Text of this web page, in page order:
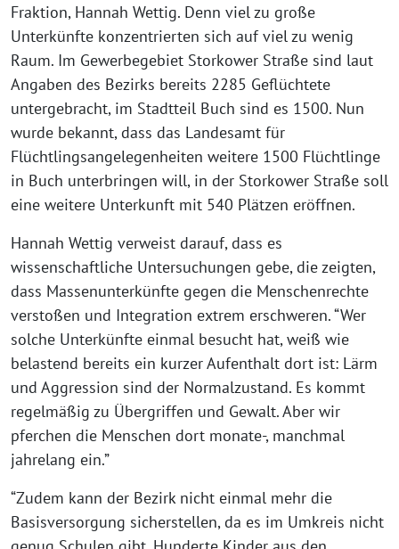
Fraktion, Hannah Wettig. Denn viel zu große
Unterkünfte konzentrierten sich auf viel zu wenig
Raum. Im Gewerbegebiet Storkower Straße sind laut
Angaben des Bezirks bereits 2285 Geflüchtete
untergebracht, im Stadtteil Buch sind es 1500. Nun
wurde bekannt, dass das Landesamt für
Flüchtlingsangelegenheiten weitere 1500 Flüchtlinge
in Buch unterbringen will, in der Storkower Straße soll
eine weitere Unterkunft mit 540 Plätzen eröffnen.
Hannah Wettig verweist darauf, dass es
wissenschaftliche Untersuchungen gebe, die zeigten,
dass Massenunterkünfte gegen die Menschenrechte
verstoßen und Integration extrem erschweren. “Wer
solche Unterkünfte einmal besucht hat, weiß wie
belastend bereits ein kurzer Aufenthalt dort ist: Lärm
und Aggression sind der Normalzustand. Es kommt
regelmäßig zu Übergriffen und Gewalt. Aber wir
pferchen die Menschen dort monate-, manchmal
jahrelang ein.”
“Zudem kann der Bezirk nicht einmal mehr die
Basisversorgung sicherstellen, da es im Umkreis nicht